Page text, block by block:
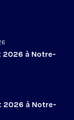
2026 à Notre-
2026 à Notre-